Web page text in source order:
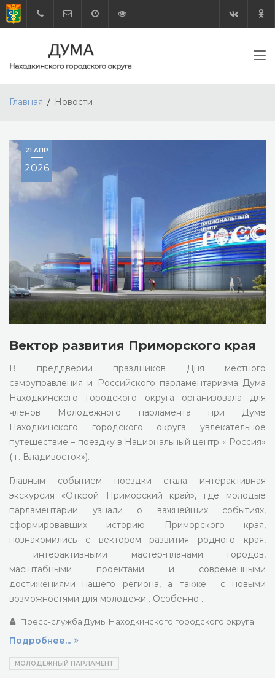
Главная Новости
Вектор развития Приморского края
В преддверии праздников Дня местного
самоуправления и Российского парламентаризма Дума
Находкинского городского округа организовала для
членов Молодежного парламента при Думе
Находкинского городского округа увлекательное
путешествие – поездку в Национальный центр « Россия»
( г. Владивосток»).
Главным событием поездки стала интерактивная
экскурсия «Открой Приморский край», где молодые
парламентарии узнали о важнейших событиях,
сформировавших историю Приморского края,
познакомились с вектором развития родного края,
интерактивными мастер-планами городов,
масштабными проектами и современными
достижениями нашего региона, а также с новыми
возможностями для молодежи . Особенно …
21 АПР
2026
Пресс-служба Думы Находкинского городского округа
Подробнее...
МОЛОДЕЖНЫЙ ПАРЛАМЕНТ